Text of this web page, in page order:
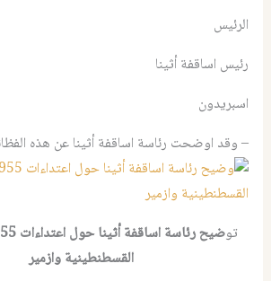
الرئيس
رئيس اساقفة أثينا
اسبريدون
– وقد اوضحت رئاسة اساقفة أثينا عن هذه
تو
القسطنطينية وازمير